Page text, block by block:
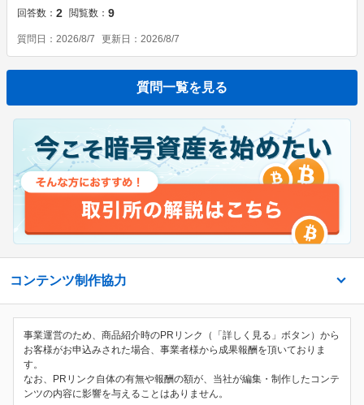
回答数 2 閲覧数 9
質問日 2026/8/7 更新日 2026/8/7
質問一覧を見る
コンテンツ制作協力
事業運営のため、商品紹介時のPRリンク（「詳しく見る」ボタン）から
お客様がお申込みされた場合、事業者様から成果報酬を頂いておりま
す。
なお、PRリンク自体の有無や報酬の額が、当社が編集・制作したコンテ
ンツの内容に影響を与えることはありません。